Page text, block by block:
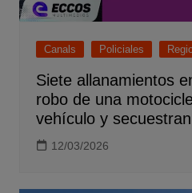
Canals Policiales
Siete allanamientos
robo de una
vehículo y
12/03/2026